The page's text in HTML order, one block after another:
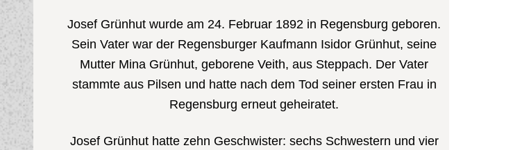
Josef Grünhut wurde am 24. Februar 1892 in Regensburg geboren.
Sein Vater war der Regensburger Kaufmann Isidor Grünhut, seine
Mutter Mina Grünhut, geborene Veith, aus Steppach. Der Vater
stammte aus Pilsen und hatte nach dem Tod seiner ersten Frau in
Regensburg erneut geheiratet.
Josef Grünhut hatte zehn Geschwister: sechs Schwestern und vier